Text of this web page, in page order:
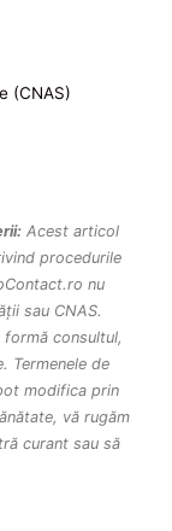
(CNAS)
Acest articol
procedurile
nu
sau CNAS.
consultul,
Termenele de
modifica prin
vă rugăm
curant sau să